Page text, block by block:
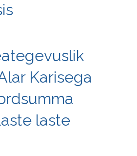
Karisega
laste